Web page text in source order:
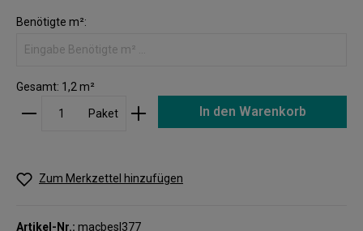
Benötigte m²:
Gesamt: 1,2 m²
Paket In den Warenkorb
Zum Merkzettel hinzufügen
Artikel-Nr.: macbesI377